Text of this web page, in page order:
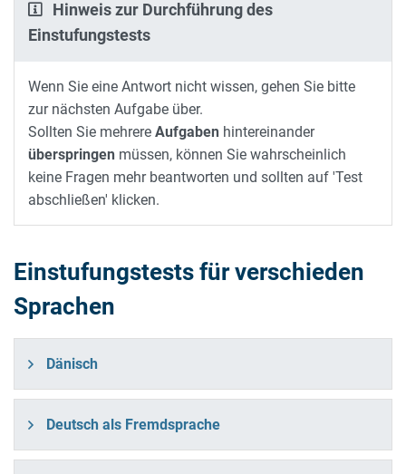
Hinweis zur Durchführung des
Einstufungstests
Wenn Sie eine Antwort nicht wissen, gehen Sie bitte
zur nächsten Aufgabe über.
Sollten Sie mehrere Aufgaben hintereinander
überspringen müssen, können Sie wahrscheinlich
keine Fragen mehr beantworten und sollten auf 'Test
abschließen' klicken.
Einstufungstests für verschieden
Sprachen
Dänisch
Deutsch als Fremdsprache